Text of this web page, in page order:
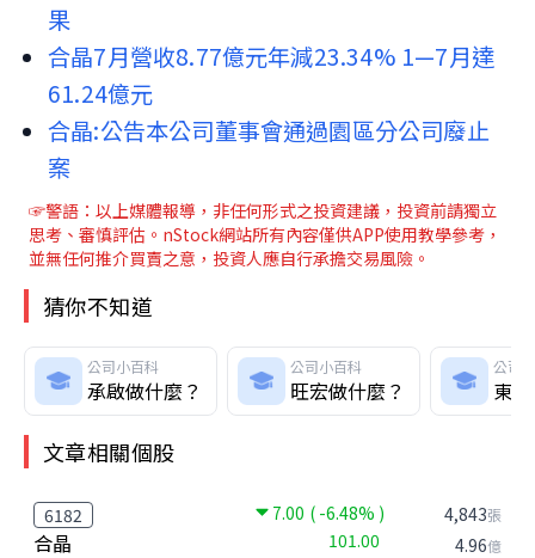
果
合晶7月營收8.77億元年減23.34% 1—7月達
61.24億元
合晶:公告本公司董事會通過園區分公司廢止
案
☞警語：以上媒體報導，非任何形式之投資建議，投資前請獨立
思考、審慎評估。nStock網站所有內容僅供APP使用教學參考，
並無任何推介買賣之意，投資人應自行承擔交易風險。
猜你不知道
公司小百科
承啟做什麼？
公司小百科
旺宏做什麼？
公司
東
文章相關個股
6182 7.00 ( -6.48% )
合晶 101.00
4,843張
4.96億